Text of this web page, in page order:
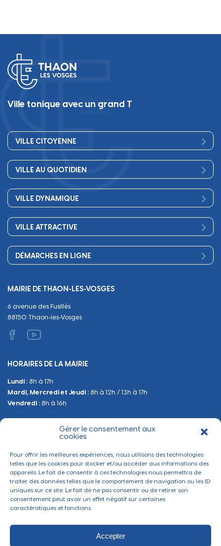
Gérer le consentement aux
cookies
Pour offrir les meilleures expériences, nous utilisons des technologies
telles que les cookies pour stocker et/ou accéder aux informations des
appareils. Le fait de consentir à ces technologies nous permettra de
traiter des données telles que le comportement de navigation ou les ID
uniques sur ce site. Le fait de ne pas consentir ou de retirer son
consentement peut avoir un effet négatif sur certaines
caractéristiques et fonctions.
Accepter
Ville tonique avec un grand T
VILLE CITOYENNE
Conseil Municipal
Les services de la Mairie
Finances
Démocratie participative
Publications
VILLE AU QUOTIDIEN
Petite enfance
Scolarité
Périscolaire
Séniors, social, santé
Circuler
Emploi
VILLE DYNAMIQUE
Culture
Associations
Equipements
VILLE ATTRACTIVE
Commerces et artisanat
Urbanisme
Tranquillité et sécurité
DÉMARCHES EN LIGNE
Décès
Papiers et citoyenneté
Administratif et technique
Manifestations
Urbanisme
Sanitaire et Sécurité
MAIRIE DE THAON-LES-VOSGES
6 avenue des Fusillés
88150 Thaon-les-Vosges
HORAIRES DE LA MAIRIE
Lundi : 8h à 17h
Mardi, Mercredi et Jeudi : 8h à 12h / 13h à 17h
Vendredi : 8h à 16h
BESOIN D'INFORMATIONS
Contactez-nous